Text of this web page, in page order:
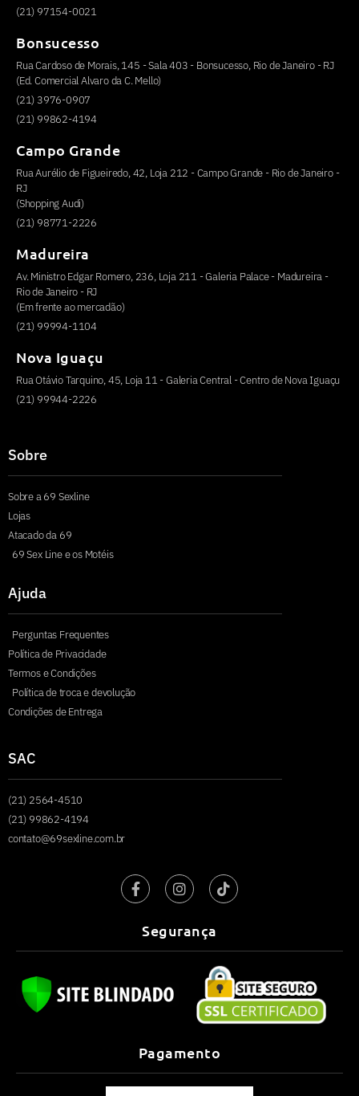
(21) 97154-0021
Bonsucesso
Rua Cardoso de Morais, 145 - Sala 403 - Bonsucesso, Rio de Janeiro - RJ
(Ed. Comercial Alvaro da C. Mello)
(21) 3976-0907
(21) 99862-4194
Campo Grande
Rua Aurélio de Figueiredo, 42, Loja 212 - Campo Grande - Rio de Janeiro -
RJ
(Shopping Audi)
(21) 98771-2226
Madureira
Av. Ministro Edgar Romero, 236, Loja 211 - Galeria Palace - Madureira -
Rio de Janeiro - RJ
(Em frente ao mercadão)
(21) 99994-1104
Nova Iguaçu
Rua Otávio Tarquino, 45, Loja 11 - Galeria Central - Centro de Nova Iguaçu
(21) 99944-2226
Sobre
Sobre a 69 Sexline
Lojas
Atacado da 69
69 Sex Line e os Motéis
Ajuda
Perguntas Frequentes
Política de Privacidade
Termos e Condições
Política de troca e devolução
Condições de Entrega
SAC
(21) 2564-4510
(21) 99862-4194
contato@69sexline.com.br
Segurança
Pagamento